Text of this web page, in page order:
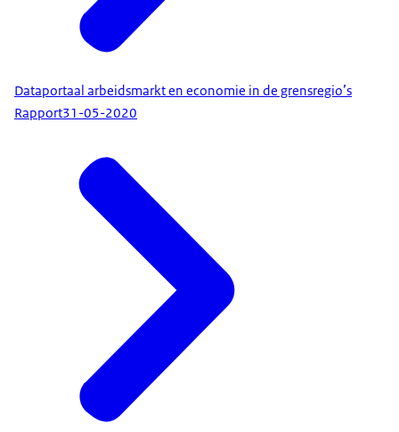
Dataportaal arbeidsmarkt en economie in de grensregio’s
Rapport31-05-2020